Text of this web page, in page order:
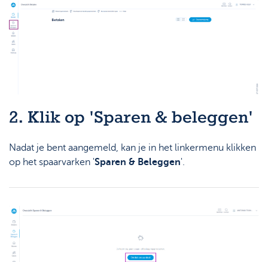
2. Klik op 'Sparen & beleggen'
Nadat je bent aangemeld, kan je in het linkermenu klikken
op het spaarvarken 'Sparen & Beleggen'.